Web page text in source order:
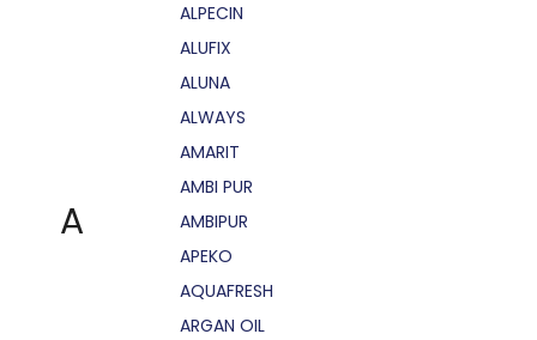
A
ALPECIN
ALUFIX
ALUNA
ALWAYS
AMARIT
AMBI PUR
AMBIPUR
APEKO
AQUAFRESH
ARGAN OIL